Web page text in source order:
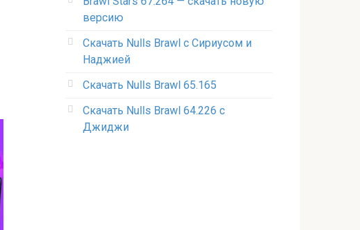
версию
Скачать Nulls Brawl с Сириусом и
Наджией
Скачать Nulls Brawl 65.165
Скачать Nulls Brawl 64.226 с
Джиджи